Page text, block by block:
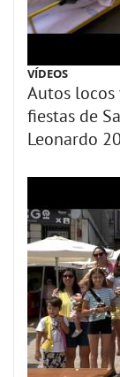
VÍDEOS
Autos locos
fiestas de
Leonardo